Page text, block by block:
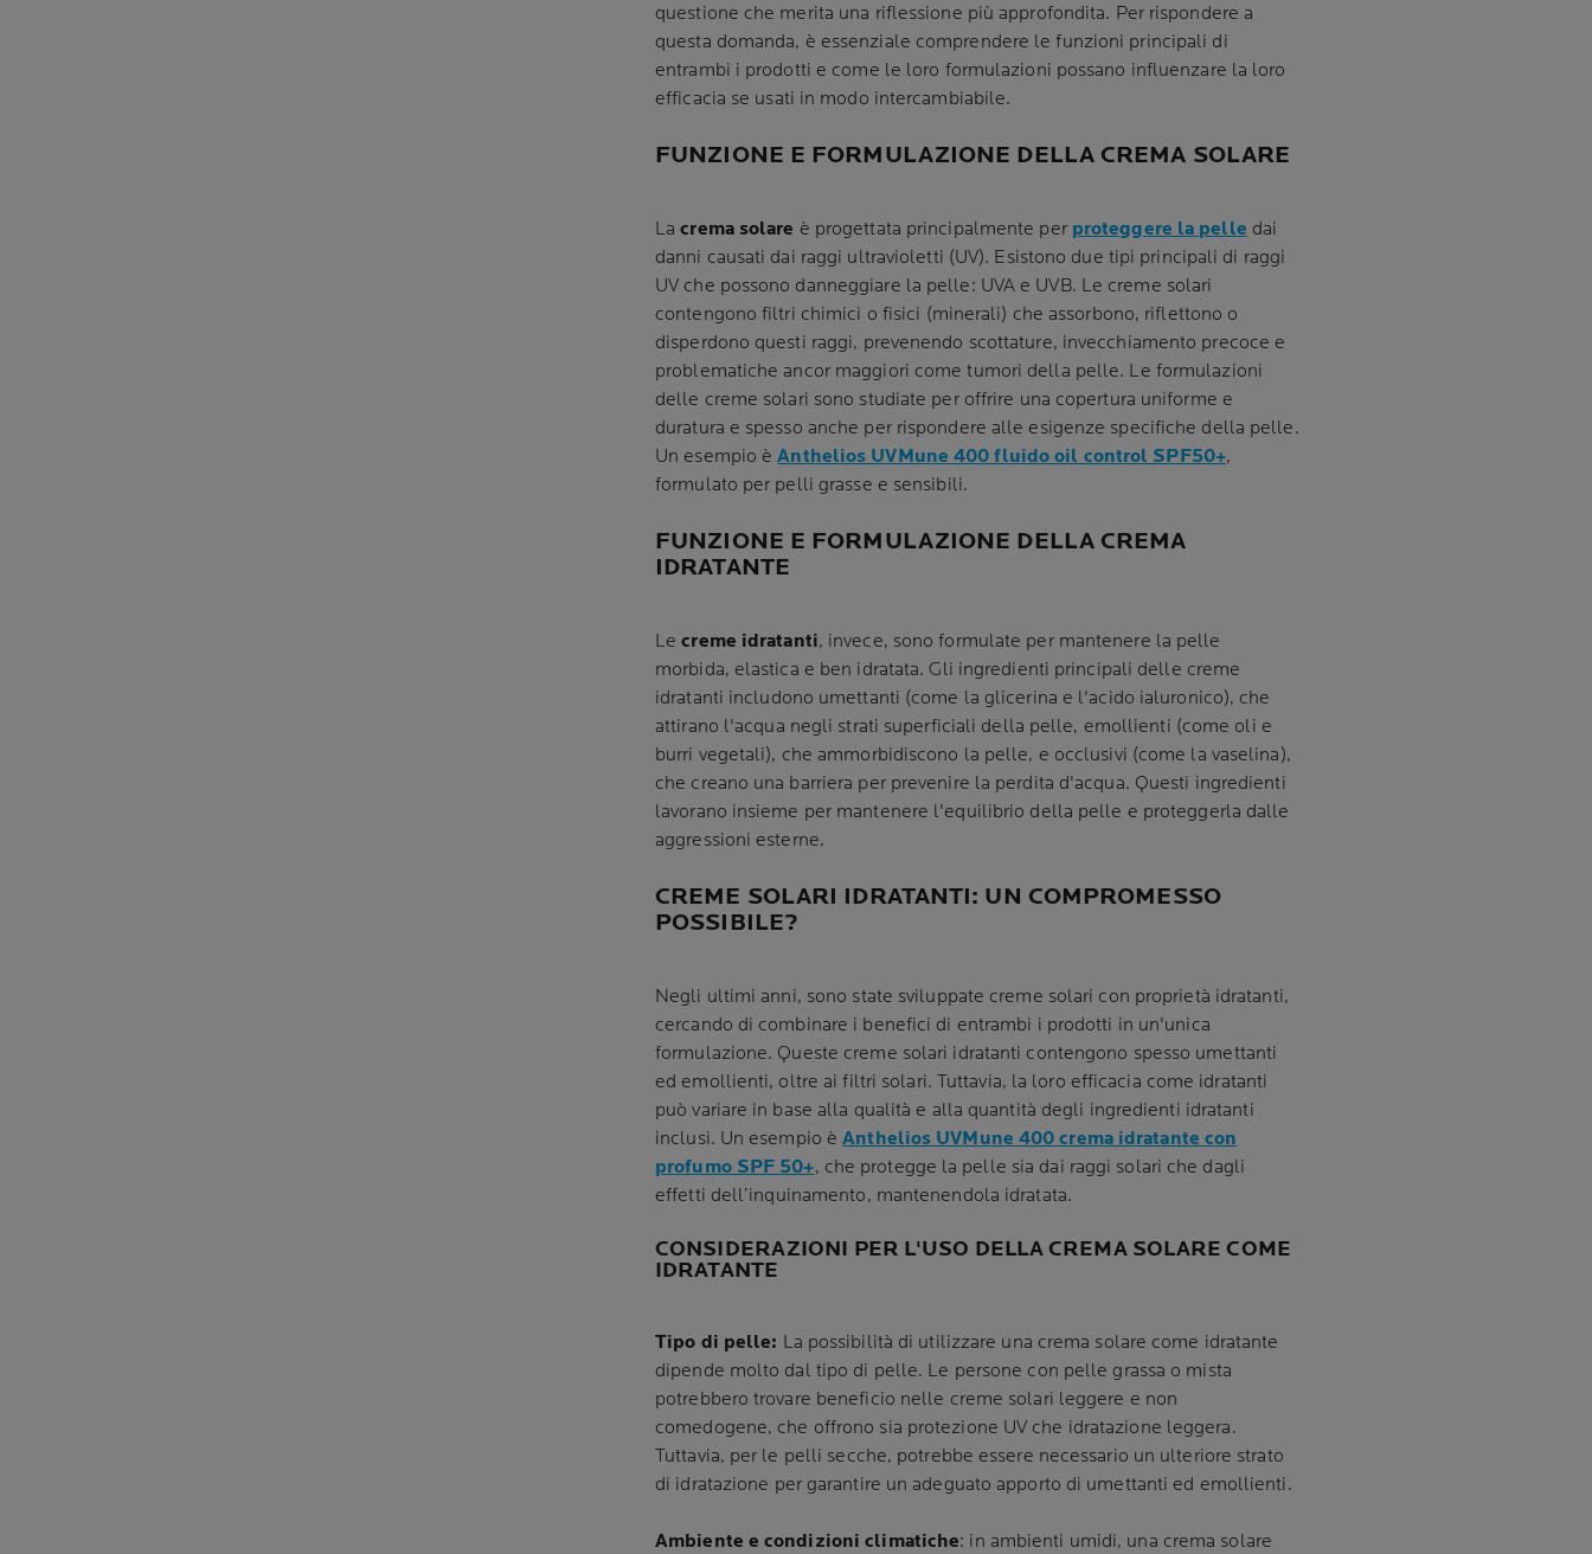
questione che merita una riflessione più approfondita. Per rispondere a
questa domanda, è essenziale comprendere le funzioni principali di
entrambi i prodotti e come le loro formulazioni possano influenzare la loro
efficacia se usati in modo intercambiabile.
FUNZIONE E FORMULAZIONE DELLA CREMA SOLARE
Lacrema solare è progettata principalmente per proteggere la pelle dai
danni causati dai raggi ultravioletti (UV). Esistono due tipi principali di raggi
UV che possono danneggiare la pelle: UVA e UVB. Le creme solari
contengono filtri chimici o fisici (minerali) che assorbono, riflettono o
disperdono questi raggi, prevenendo scottature, invecchiamento precoce e
problematiche ancor maggiori come tumori della pelle. Le formulazioni
delle creme solari sono studiate per offrire una copertura uniforme e
duratura e spesso anche per rispondere alle esigenze specifiche della pelle.
Un esempio èAnthelios UVMune 400 fluido oil control SPF50+,
formulato per pelli grasse e sensibili.
FUNZIONE E FORMULAZIONE DELLA CREMA
IDRATANTE
Lecreme idratanti, invece, sono formulate per mantenere la pelle
morbida, elastica e ben idratata. Gli ingredienti principali delle creme
idratanti includono umettanti (come la glicerina e l'acido ialuronico), che
attirano l'acqua negli strati superficiali della pelle, emollienti (come oli e
burri vegetali), che ammorbidiscono la pelle, e occlusivi (come la vaselina),
che creano una barriera per prevenire la perdita d'acqua. Questi ingredienti
lavorano insieme per mantenere l'equilibrio della pelle e proteggerla dalle
aggressioni esterne.
CREME SOLARI IDRATANTI: UN COMPROMESSO
POSSIBILE?
Negli ultimi anni, sono state sviluppate creme solari con proprietà idratanti,
cercando di combinare i benefici di entrambi i prodotti in un'unica
formulazione. Queste creme solari idratanti contengono spesso umettanti
ed emollienti, oltre ai filtri solari. Tuttavia, la loro efficacia come idratanti
può variare in base alla qualità e alla quantità degli ingredienti idratanti
inclusi. Un esempio èAnthelios UVMune 400 crema idratante con
profumo SPF 50+, che protegge la pelle sia dai raggi solari che dagli
effetti dell’inquinamento, mantenendola idratata.
CONSIDERAZIONI PER L'USO DELLA CREMA SOLARE COME
IDRATANTE
Tipo di pelle: La possibilità di utilizzare una crema solare come idratante
dipende molto dal tipo di pelle. Le persone con pelle grassa o mista
potrebbero trovare beneficio nelle creme solari leggere e non
comedogene, che offrono sia protezione UV che idratazione leggera.
Tuttavia, per le pelli secche, potrebbe essere necessario un ulteriore strato
di idratazione per garantire un adeguato apporto di umettanti ed emollienti.
Ambiente e condizioni climatiche: in ambienti umidi, una crema solare